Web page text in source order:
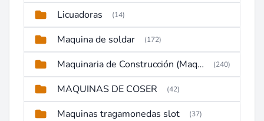
Licuadoras (14)
Maquina de soldar (172)
Maquinaria de Construcción (Maquinaria Pesada) (240)
MAQUINAS DE COSER (42)
Maquinas tragamonedas slot (37)